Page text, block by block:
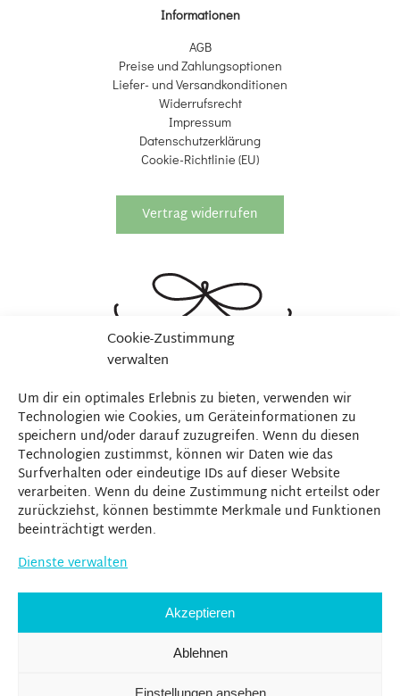
Cookie-Zustimmung
verwalten
Um dir ein optimales Erlebnis zu bieten, verwenden wir
Technologien wie Cookies, um Geräteinformationen zu
speichern und/oder darauf zuzugreifen. Wenn du diesen
Technologien zustimmst, können wir Daten wie das
Surfverhalten oder eindeutige IDs auf dieser Website
verarbeiten. Wenn du deine Zustimmung nicht erteilst oder
zurückziehst, können bestimmte Merkmale und Funktionen
beeinträchtigt werden.
Dienste verwalten
Akzeptieren
Ablehnen
Einstellungen ansehen
Informationen
AGB
Preise und Zahlungsoptionen
Liefer- und Versandkonditionen
Widerrufsrecht
Impressum
Datenschutzerklärung
Cookie-Richtlinie (EU)
Vertrag widerrufen